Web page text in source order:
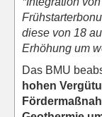
diese von 18
Erhöhung um
Das BMU
hohen